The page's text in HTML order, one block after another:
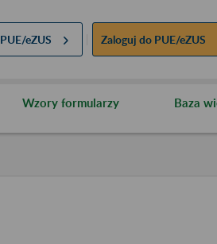
PUE/eZUS Zaloguj do PUE/eZUS
Wzory formularzy Baza